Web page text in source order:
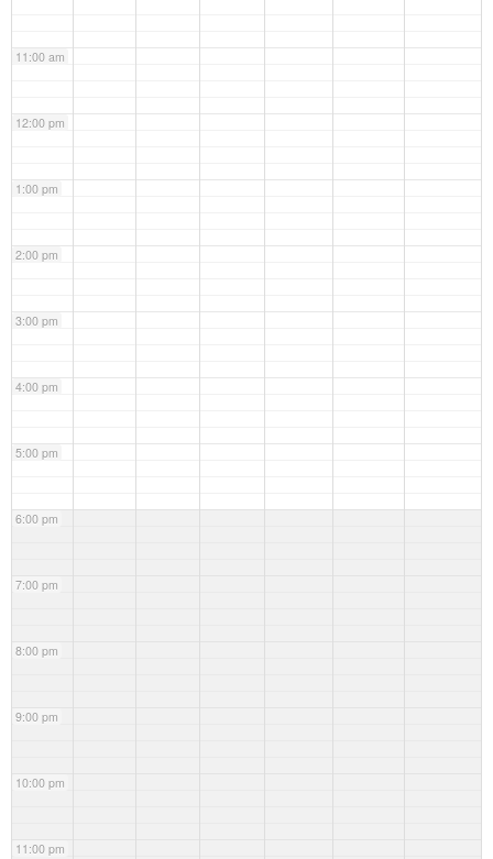
11:00 am
12:00 pm
1:00 pm
2:00 pm
3:00 pm
4:00 pm
5:00 pm
6:00 pm
7:00 pm
8:00 pm
9:00 pm
10:00 pm
11:00 pm